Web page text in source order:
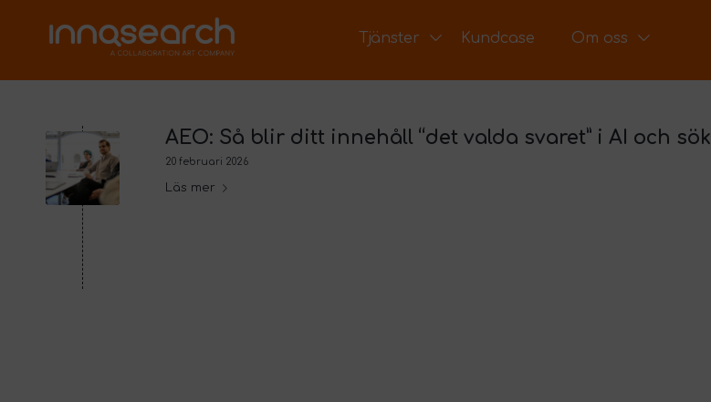
Tjänster Kundcase Om oss
AEO: Så blir ditt innehåll “det valda svaret” i AI och sök
20 februari 2026
Läs mer